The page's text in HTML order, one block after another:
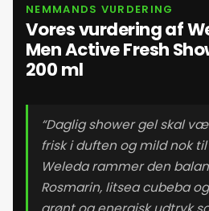
22. maj 2026
23. maj 2026
24. maj 2026
25. maj 2026
NEMMANDS VURDERING
Vores vurdering af
Men Active Fresh
200 ml
“Daglig shower gel skal
frisk i duften og mild nok
Weleda rammer den
Rosmarin, litsea cubeba